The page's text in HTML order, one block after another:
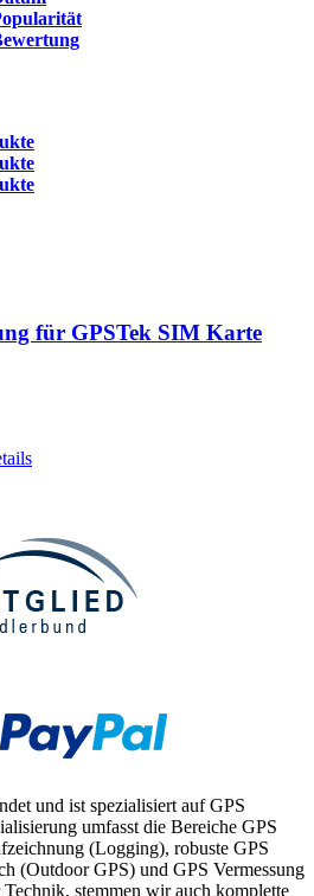
für GPSTek SIM Karte
und ist spezialisiert auf GPS
umfasst die Bereiche GPS
(Logging), robuste GPS
(Outdoor GPS) und GPS Vermessung
stemmen wir auch komplette